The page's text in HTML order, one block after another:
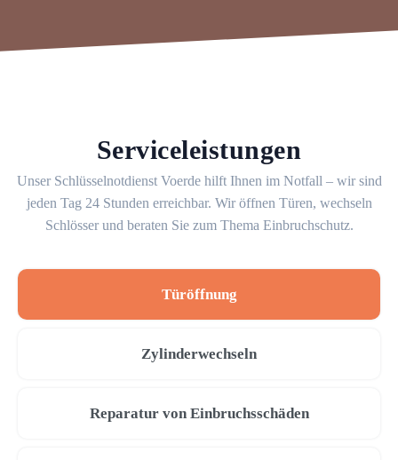
Serviceleistungen
Unser Schlüsselnotdienst Voerde hilft Ihnen im Notfall – wir sind
jeden Tag 24 Stunden erreichbar. Wir öffnen Türen, wechseln
Schlösser und beraten Sie zum Thema Einbruchschutz.
Türöffnung
Zylinderwechseln
Reparatur von Einbruchsschäden